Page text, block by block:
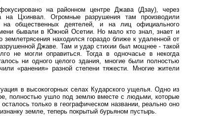
на районном центре Джава (Дзау), через
на Цхинвал. Огромные разрушения там производили
общественных деятелей, и на лиц официального
бывали в Южной Осетии. Но мало кто знал, знает и
землетрясения находился гораздо ближе к удаленной от
Джаве. Там и удар стихии был мощнее - такой
не могли оправиться. Тогда в одночасье в некогда
ни одного целого здания, многие были полностью
«ранения» разной степени тяжести. Многие жители
в высокогорных селах Кударского ущелья. Одно из
полностью ушло под землю вместе с людьми, которые
только в географическом названии, реально оно
земле, теперь покрытый бурьяном пустырь.